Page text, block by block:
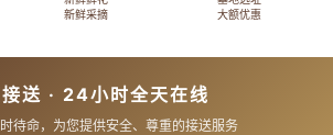
新鲜采摘
大额优惠
送 · 24小时全天在线
待命，为您提供安全、尊重的接送服务